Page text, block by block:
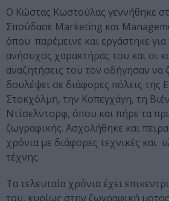
Ο Κώστας Κωστούλας γεννήθηκε
Σπούδασε Marketing και
όπου παρέμεινε και εργάστηκε
ανήσυχος χαρακτήρας του και οι
αναζητήσεις του τον οδήγησαν να
δουλέψει σε διάφορες πόλεις
Στοκχόλμη, την Κοπεγχάγη, τη
Ντίσελντορφ, όπου και πήρε τα
ζωγραφικής. Ασχολήθηκε και
χρόνια με διάφορες τεχνικές και
τέχνης.
Τα τελευταία χρόνια έχει
του, κυρίως στην ζωγραφική